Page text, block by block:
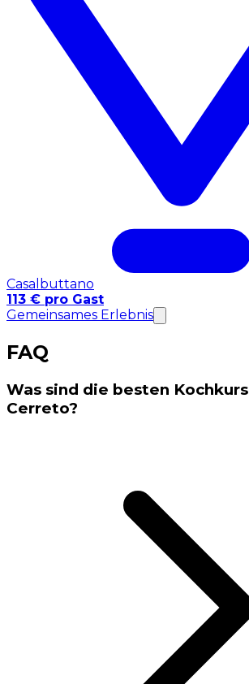
Casalbuttano
113 € pro Gast
Gemeinsames Erlebnis
FAQ
Was sind die besten
Cerreto?